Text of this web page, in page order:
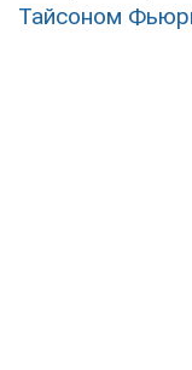
Тайсоном